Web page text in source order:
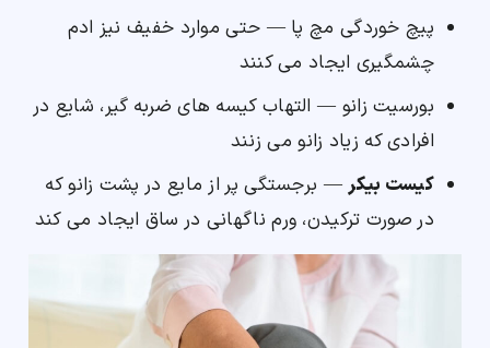
پیچ خوردگی مچ پا — حتی موارد خفیف نیز ادم
چشمگیری ایجاد می کنند
بورسیت زانو — التهاب کیسه های ضربه گیر، شایع در
افرادی که زیاد زانو می زنند
کیست بیکر— برجستگی پر از مایع در پشت زانو که
در صورت ترکیدن، ورم ناگهانی در ساق ایجاد می کند